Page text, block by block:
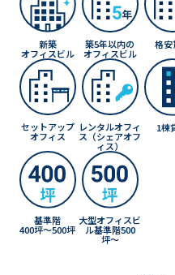
新築
オフィスビル
築5年以内の
オフィスビル
格安
セットアップ
オフィス
レンタルオフィ
ス（シェアオフ
ィス）
1棟
基準階
400坪〜500坪
大型オフィスビ
ル基準階500
坪〜